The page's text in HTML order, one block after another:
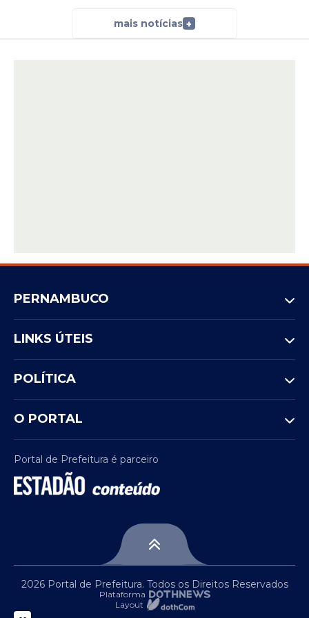
A sabatina de Messias no Senado, no
mais notícias +
PERNAMBUCO
LINKS ÚTEIS
POLÍTICA
O PORTAL
Portal de Prefeitura é parceiro
2026 Portal de Prefeitura. Todos os Direitos Reservados
Plataforma
Layout